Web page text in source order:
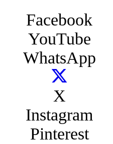
Facebook
YouTube
WhatsApp
X
Instagram
Pinterest